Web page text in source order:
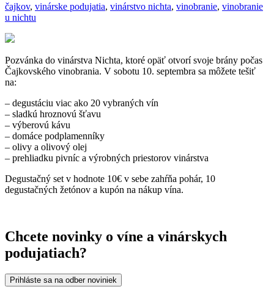
čajkov, vinárske podujatia, vinárstvo nichta, vinobranie, vinobranie
u nichtu
Pozvánka do vinárstva Nichta, ktoré opäť otvorí svoje brány počas
Čajkovského vinobrania. V sobotu 10. septembra sa môžete tešiť
na:
– degustáciu viac ako 20 vybraných vín
– sladkú hroznovú šťavu
– výberovú kávu
– domáce podplamenníky
– olivy a olivový olej
– prehliadku pivníc a výrobných priestorov vinárstva
Degustačný set v hodnote 10€ v sebe zahŕňa pohár, 10
degustačných žetónov a kupón na nákup vína.
Chcete novinky o víne a vinárskych
podujatiach?
Prihláste sa na odber noviniek